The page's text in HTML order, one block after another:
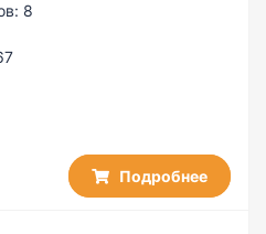
8
Подробнее